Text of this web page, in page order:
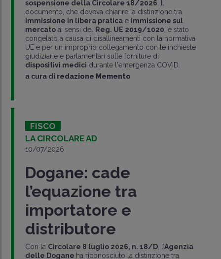
sospensione della Circolare 18/2026
documento, che doveva chiarire la distinzione tra
immissione in libera praticae immissione sul
mercatoai sensi del Reg. UE 2019/1020 , è stato
congelato a causa di disallineamenti con la normativa
UE e per un improprio collegamento con le inchieste
giudiziarie e parlamentari sulle forniture di
dispositivi medici durante l'emergenza COVID.
a cura di redazione Memento
FISCO
LA CIRCOLARE AD
10/07/2026
Dogane: cade
l’equazione tra
importatore e
distributore
Con la Circolare 8 luglio 2026, n. 18/D, l’Agenzia
delle Dogane ha riconosciuto la distinzione tra